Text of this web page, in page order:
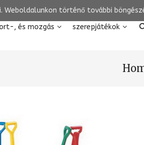
történő további
, és mozgás szerepjátékok